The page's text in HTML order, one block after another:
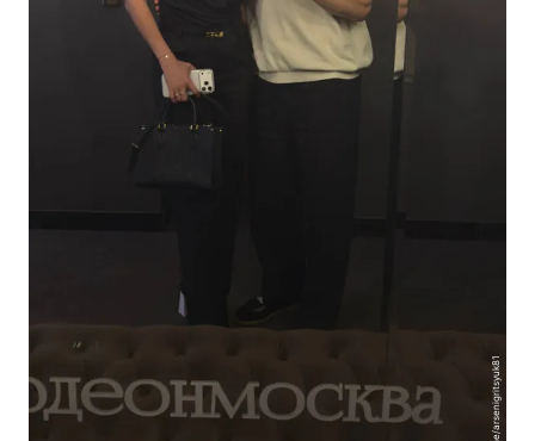
t.me/arsenigritsyuk81